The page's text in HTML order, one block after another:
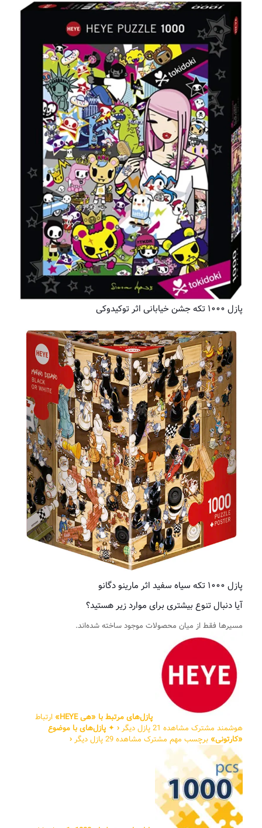
پازل ۱۰۰۰ تکه جشن خیابانی اثر توکیدوکی
پازل ۱۰۰۰ تکه سیاه سفید اثر مارینو دگانو
آیا دنبال تنوع بیشتری برای موارد زیر هستید؟
مسیرها فقط از میان محصولات موجود ساخته شده‌اند.
پازل‌های مرتبط با «هی HEYE»
ارتباط
هوشمند مشترک مشاهده 21 پازل دیگر ‹
✦ پازل‌های با موضوع
«کارتونی» برچسب مهم مشترک مشاهده 29 پازل دیگر ‹